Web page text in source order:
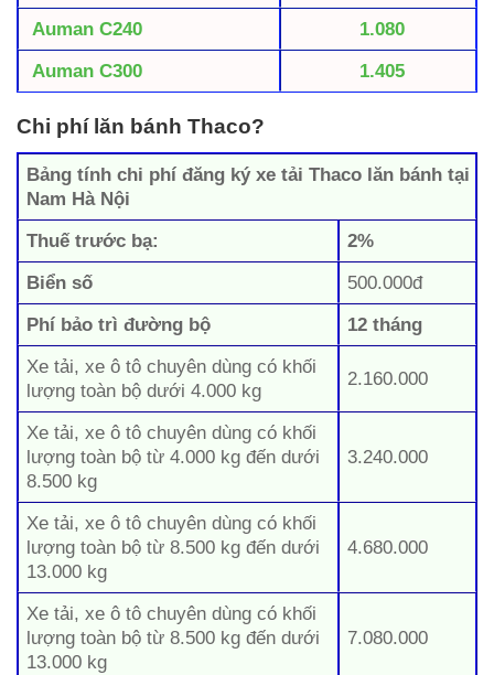
Auman C240
1.080
Auman C300
1.405
Chi phí lăn bánh Thaco?
Bảng tính chi phí đăng ký xe tải Thaco lăn bánh tại
Nam Hà Nội
Thuế trước bạ:
2%
Biển số
500.000đ
Phí bảo trì đường bộ
12 tháng
Xe tải, xe ô tô chuyên dùng có khối
lượng toàn bộ dưới 4.000 kg
2.160.000
Xe tải, xe ô tô chuyên dùng có khối
lượng toàn bộ từ 4.000 kg đến dưới
8.500 kg
3.240.000
Xe tải, xe ô tô chuyên dùng có khối
lượng toàn bộ từ 8.500 kg đến dưới
13.000 kg
4.680.000
Xe tải, xe ô tô chuyên dùng có khối
lượng toàn bộ từ 8.500 kg đến dưới
13.000 kg
7.080.000